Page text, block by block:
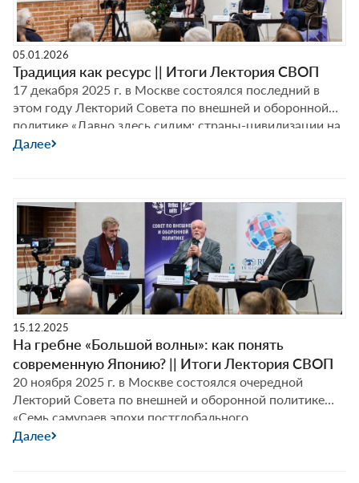
«закон
«новый
||
05.01.2026
Традиция как ресурс || Итоги Лектория СВОП
17 декабря 2025 г. в Москве состоялся последний в
этом году Лекторий Совета по внешней и оборонной
политике «Давно здесь сидим: страны-цивилизации на
фоне калейдоскопа исторических перемен». О
внешнюю политику современных Индии и Китая,
Фёдор Лукьянов поговорил с…Традиция
как
ресурс
||
Итоги
Лектория
Далее
15.12.2025
На гребне «Большой волны»: как понять
современную Японию? || Итоги Лектория СВОП
20 ноября 2025 г. в Москве состоялся очередной
Лекторий Совета по внешней и оборонной политике
«Семь самураев эпохи постглобального
переустройства: Япония в мире перемен». О будущем
Далее